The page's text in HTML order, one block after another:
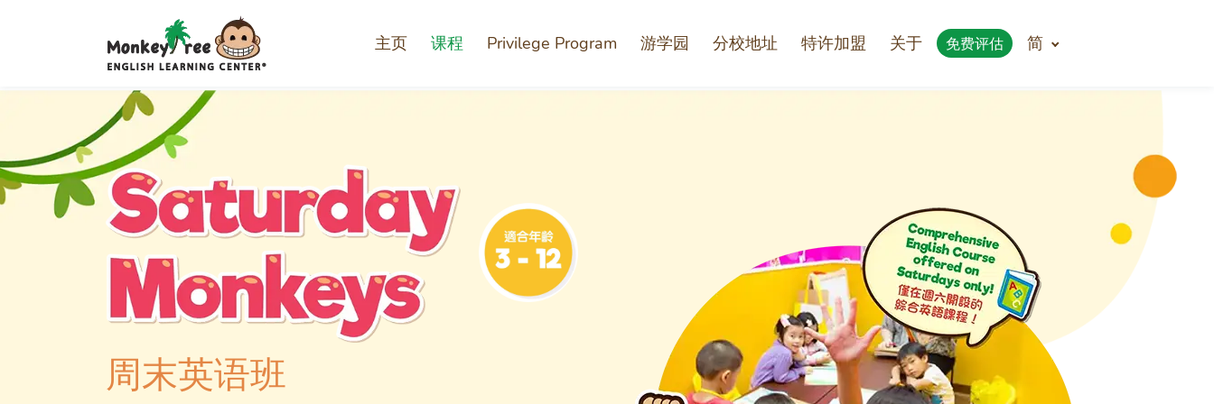
主页 课程 Privilege Program 游学园 分校地址 特许加盟 关于 免费评估 简
周末英语班